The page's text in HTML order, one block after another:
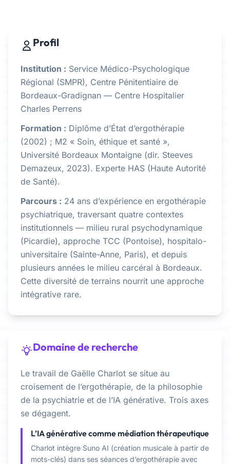
Profil
Institution : Service Médico-Psychologique
Régional (SMPR), Centre Pénitentiaire de
Bordeaux-Gradignan — Centre Hospitalier
Charles Perrens
Formation : Diplôme d’État d’ergothérapie
(2002) ; M2 « Soin, éthique et santé »,
Université Bordeaux Montaigne (dir. Steeves
Demazeux, 2023). Experte HAS (Haute Autorité
de Santé).
Parcours : 24 ans d’expérience en ergothérapie
psychiatrique, traversant quatre contextes
institutionnels — milieu rural psychodynamique
(Picardie), approche TCC (Pontoise), hospitalo-
universitaire (Sainte-Anne, Paris), et depuis
plusieurs années le milieu carcéral à Bordeaux.
Cette diversité de terrains nourrit une approche
intégrative rare.
Domaine de recherche
Le travail de Gaëlle Charlot se situe au
croisement de l’ergothérapie, de la philosophie
de la psychiatrie et de l’IA générative. Trois axes
se dégagent.
L’IA générative comme médiation thérapeutique
Charlot intègre Suno AI (création musicale à partir de
mots-clés) dans ses séances d’ergothérapie avec